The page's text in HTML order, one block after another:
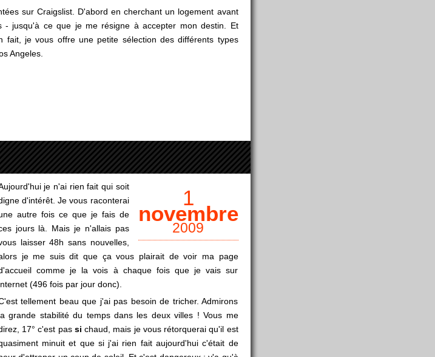
sur Craigslist. D'abord en cherchant un logement avant
jusqu'à ce que je me résigne à accepter mon destin. Et
je vous offre une petite sélection des différents types
Angeles.
1
novembre
2009
je n'ai rien fait qui soit
d'intérêt. Je vous raconterai
autre fois ce que je fais de
jours là. Mais je n'allais pas
laisser 48h sans nouvelles,
je me suis dit que ça vous plairait de voir ma page
comme je la vois à chaque fois que je vais sur
(496 fois par jour donc).
tellement beau que j'ai pas besoin de tricher. Admirons
grande stabilité du temps dans les deux villes ! Vous me
17° c'est pas si chaud, mais je vous rétorquerai qu'il est
minuit et que si j'ai rien fait aujourd'hui c'était de